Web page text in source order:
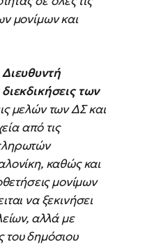
μονίμων και
των
μελών των ΔΣ και
από τις
καθώς και
μονίμων
να ξεκινήσει
αλλά με
δημόσιου